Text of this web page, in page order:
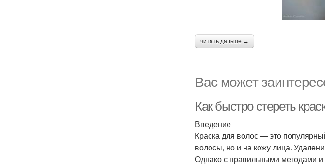
читать дальше →
Вас может
Как быстро стереть
Введение
Краска для волос — это
волосы, но и на кожу лица.
Однако с правильными методами и